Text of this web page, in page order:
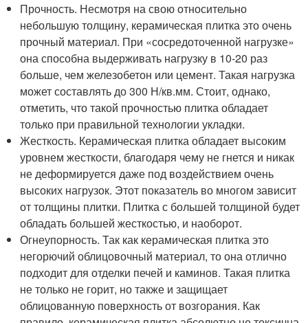
Прочность. Несмотря на свою относительно
небольшую толщину, керамическая плитка это очень
прочный материал. При «сосредоточенной нагрузке»
она способна выдерживать нагрузку в 10-20 раз
больше, чем железобетон или цемент. Такая нагрузка
может составлять до 300 Н/кв.мм. Стоит, однако,
отметить, что такой прочностью плитка обладает
только при правильной технологии укладки.
Жесткость. Керамическая плитка обладает высоким
уровнем жесткости, благодаря чему не гнется и никак
не деформируется даже под воздействием очень
высоких нагрузок. Этот показатель во многом зависит
от толщины плитки. Плитка с большей толщиной будет
обладать большей жесткостью, и наоборот.
Огнеупорность. Так как керамическая плитка это
негорючий облицовочный материал, то она отлично
подходит для отделки печей и каминов. Такая плитка
не только не горит, но также и защищает
облицованную поверхность от возгорания. Как